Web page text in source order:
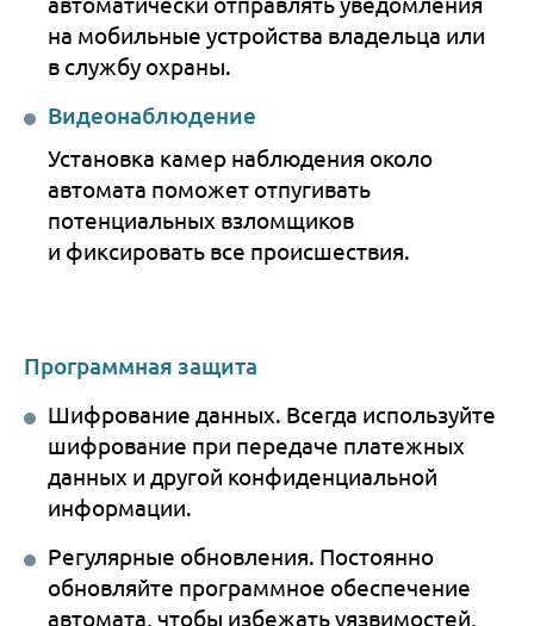
автоматически отправлять уведомления
на мобильные устройства владельца или
в службу охраны.
Видеонаблюдение
Установка камер наблюдения около
автомата поможет отпугивать
потенциальных взломщиков
и фиксировать все происшествия.
Программная защита
Шифрование данных. Всегда используйте
шифрование при передаче платежных
данных и другой конфиденциальной
информации.
Регулярные обновления. Постоянно
обновляйте программное обеспечение
автомата, чтобы избежать уязвимостей,